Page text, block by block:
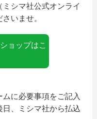
シマ社公式オンライ
いませ。
ョップはこ
に必要事項をご記入
、ミシマ社から払込